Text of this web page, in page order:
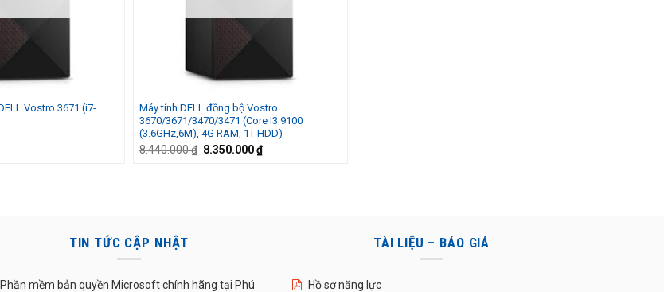
Vostro 3671 (i7-
Máy tính DELL đồng bộ Vostro
3670/3671/3470/3471 (Core I3 9100
(3.6GHz,6M), 4G RAM, 1T HDD)
8.440.000₫ Giá
8.350.000₫Giá
hiện
TIN TỨC CẬP NHẬT
Phần mềm bản quyền Microsoft chính hãng tại Phú
TÀI LIỆU – BÁO GIÁ
Hồ sơ năng lực